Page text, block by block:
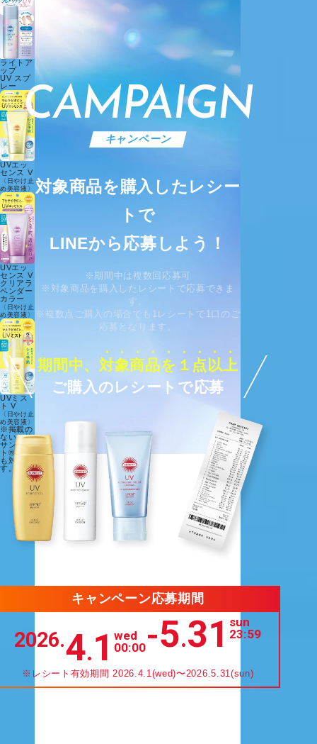
ライトア
ップ
UV スプ
レー
UVエッ
センス V
〈日やけ止
め美容液〉
UVエッ
センス V
クリアラ
ベンダー
カラー
〈日やけ止
め美容液〉
UVミス
ト V
〈日やけ止
め美容液〉
※掲載の
ない、他
サンカッ
ト®商品
も対象で
す。
CAMPAIGN
キャンペーン
対象商品を購入したレシー
トで
LINEから応募しよう！
※期間中は複数回応募可
※対象商品を購入したレシートで応募できま
す。
※複数点ご購入の場合でも1レシートで1口のご
応募となります。
期間中、 対象商品を １ 点 以
上
ご購入のレシートで応募
キャンペーン応募期間
2026.4.1wed
00:00-5.31 sun
23:59
※レシート有効期間 2026.4.1(wed)〜2026.5.31(sun)